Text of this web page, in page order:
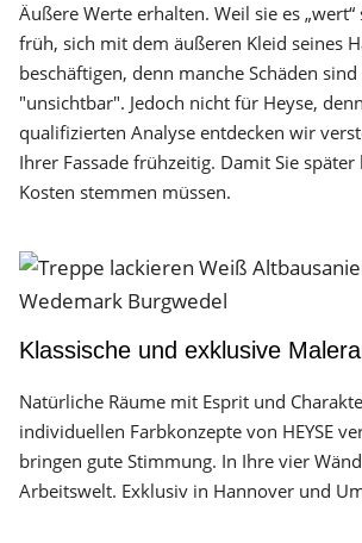
Äußere Werte erhalten. Weil sie es „wert“
früh, sich mit dem äußeren Kleid seines
beschäftigen, denn manche Schäden
"unsichtbar". Jedoch nicht für Heyse,
qualifizierten Analyse entdecken wir
Ihrer Fassade frühzeitig. Damit Sie
Kosten stemmen müssen.
Klassische und exklusive
Natürliche Räume mit Esprit und
individuellen Farbkonzepte von HEYSE
bringen gute Stimmung. In Ihre vier
Arbeitswelt. Exklusiv in Hannover und